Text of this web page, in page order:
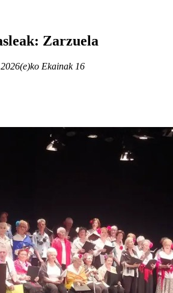
Zarzuela
2026(e)ko Ekainak 16